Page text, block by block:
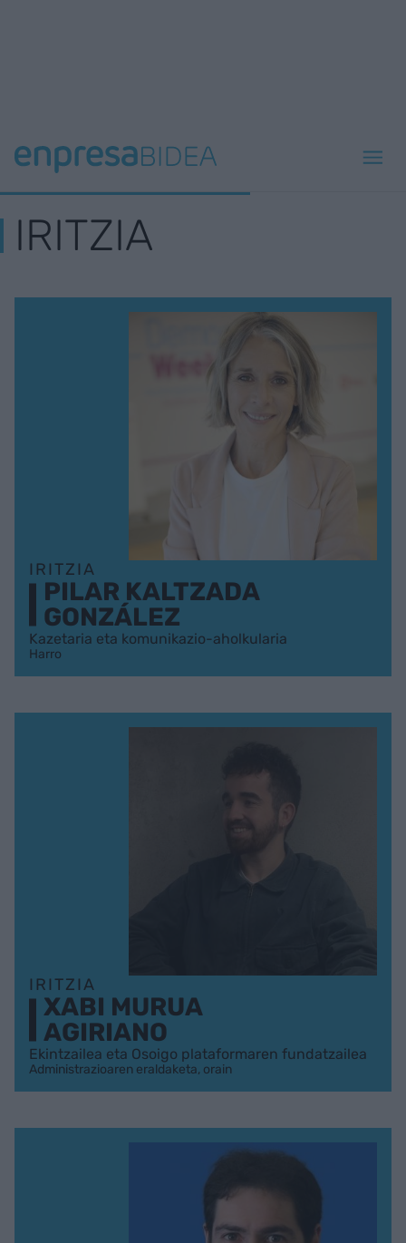
IRITZIA
IRITZIA
PILAR KALTZADA
GONZÁLEZ
Kazetaria eta komunikazio-aholkularia
Harro
IRITZIA
XABI MURUA
AGIRIANO
Ekintzailea eta Osoigo plataformaren fundatzailea
Administrazioaren eraldaketa, orain